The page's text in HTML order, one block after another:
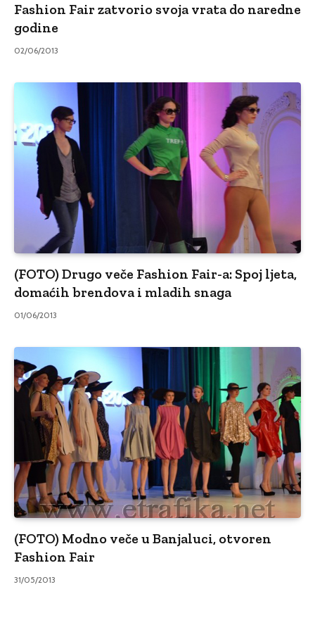
Fashion Fair zatvorio svoja vrata do naredne
godine
02/06/2013
(FOTO) Drugo veče Fashion Fair-a: Spoj ljeta,
domaćih brendova i mladih snaga
01/06/2013
(FOTO) Modno veče u Banjaluci, otvoren
Fashion Fair
31/05/2013